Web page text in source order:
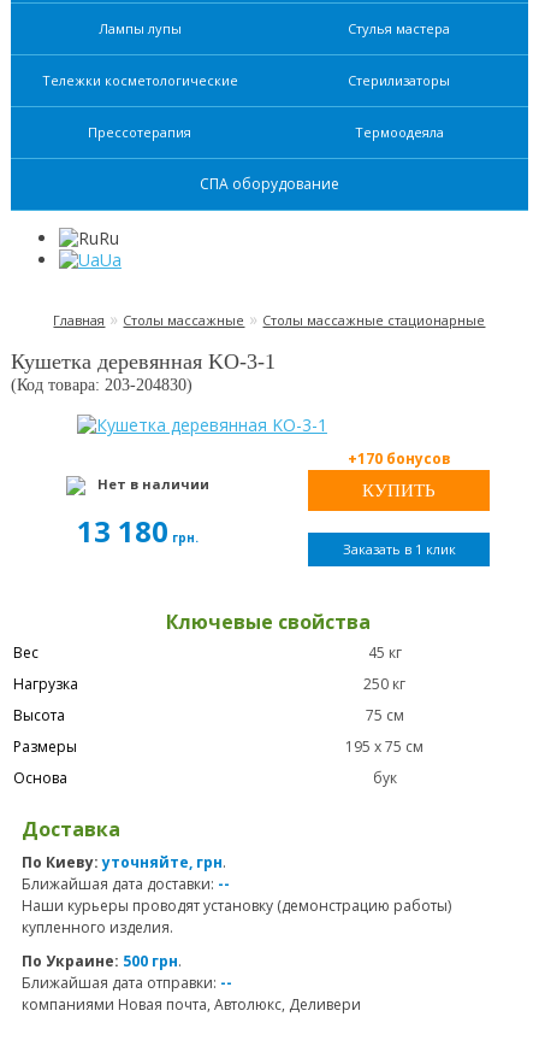
Лампы лупы Стулья мастера
Тележки косметологические Стерилизаторы
Прессотерапия Термоодеяла
СПА оборудование
Ru
Ua
Главная » Столы массажные » Столы массажные стационарные
Кушетка деревянная KO-3-1
(Код товара: 203-204830)
Нет в наличии
13 180 грн.
+170 бонусов
Заказать в 1 клик
Ключевые свойства
Вес
45 кг
Нагрузка
250 кг
Высота
75 см
Размеры
195 х 75 см
Основа
бук
Доставка
По Киеву:уточняйте, грн.
Ближайшая дата доставки: --
Наши курьеры проводят установку (демонстрацию работы)
купленного изделия.
По Украине: 500 грн.
Ближайшая дата отправки: --
компаниями Новая почта, Автолюкс, Деливери